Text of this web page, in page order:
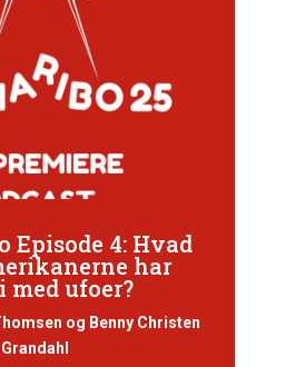
Episode 4: Hvad
har
med ufoer?
og Benny Christen
Grandahl